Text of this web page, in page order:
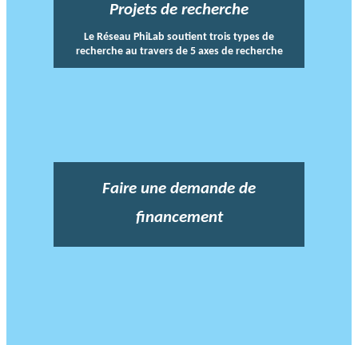
Projets de recherche
Le Réseau PhiLab soutient trois types de
recherche au travers de 5 axes de recherche
Faire une demande de
financement